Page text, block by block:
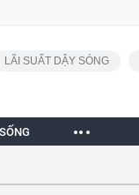
LÃI SUẤT DẬY SÓNG
SỐNG